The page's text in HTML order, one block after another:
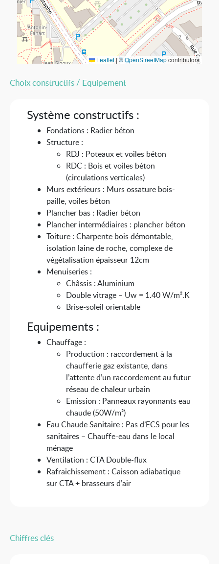
Leaflet|©OpenStreetMapcontributors
Choix constructifs / Equipement
Système constructifs :
Fondations : Radier béton
Structure :
RDJ : Poteaux et voiles béton
RDC : Bois et voiles béton
(circulations verticales)
Murs extérieurs : Murs ossature bois-
paille, voiles béton
Plancher bas : Radier béton
Plancher intermédiaires : plancher béton
Toiture : Charpente bois démontable,
isolation laine de roche, complexe de
végétalisation épaisseur 12cm
Menuiseries :
Châssis : Aluminium
Double vitrage – Uw = 1.40 W/m².K
Brise-soleil orientable
Equipements :
Chauffage :
Production : raccordement à la
chaufferie gaz existante, dans
l’attente d’un raccordement au futur
réseau de chaleur urbain
Emission : Panneaux rayonnants eau
chaude (50W/m²)
Eau Chaude Sanitaire : Pas d’ECS pour les
sanitaires – Chauffe-eau dans le local
ménage
Ventilation : CTA Double-flux
Rafraichissement : Caisson adiabatique
sur CTA + brasseurs d’air
Chiffres clés